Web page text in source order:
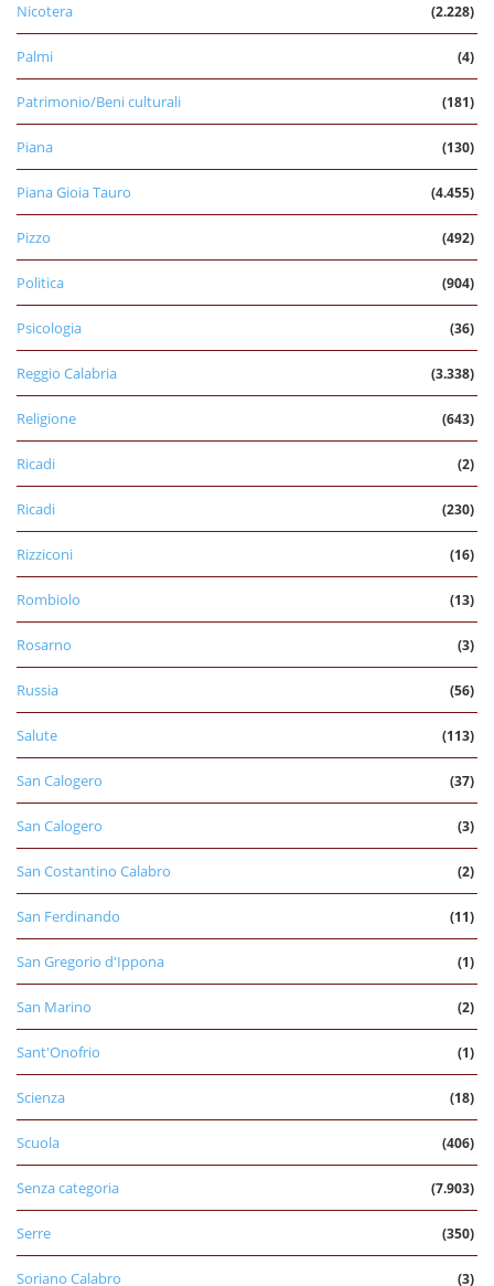
Nicotera (2.228)
Palmi (4)
Patrimonio/Beni culturali (181)
Piana (130)
Piana Gioia Tauro (4.455)
Pizzo (492)
Politica (904)
Psicologia (36)
Reggio Calabria (3.338)
Religione (643)
Ricadi (2)
Ricadi (230)
Rizziconi (16)
Rombiolo (13)
Rosarno (3)
Russia (56)
Salute (113)
San Calogero (37)
San Calogero (3)
San Costantino Calabro (2)
San Ferdinando (11)
San Gregorio d'Ippona (1)
San Marino (2)
Sant'Onofrio (1)
Scienza (18)
Scuola (406)
Senza categoria (7.903)
Serre (350)
Soriano Calabro (3)